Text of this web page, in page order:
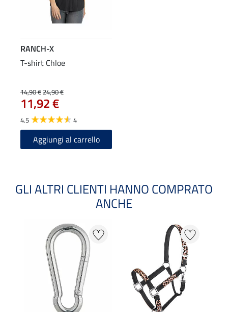
RANCH-X
T-shirt Chloe
14,90 €24,90 €
11,92 €
4.5 4
Aggiungi al carrello
GLI ALTRI CLIENTI HANNO COMPRATO
ANCHE